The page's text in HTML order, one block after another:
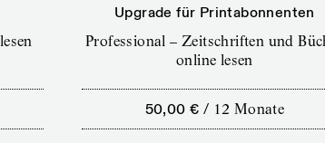
Upgrade für Printabonnenten
Professional – Zeitschriften und
online lesen
50,00 € / 12 Monate